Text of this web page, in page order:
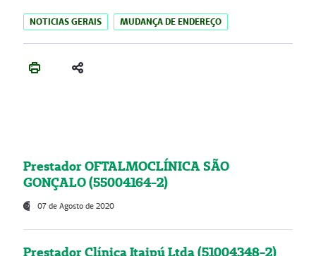
NOTICIAS GERAIS MUDANÇA DE ENDEREÇO
Prestador OFTALMOCLÍNICA SÃO
GONÇALO (55004164-2)
07 de Agosto de 2020
Prestador Clínica Itaipú Ltda (51004348-2)